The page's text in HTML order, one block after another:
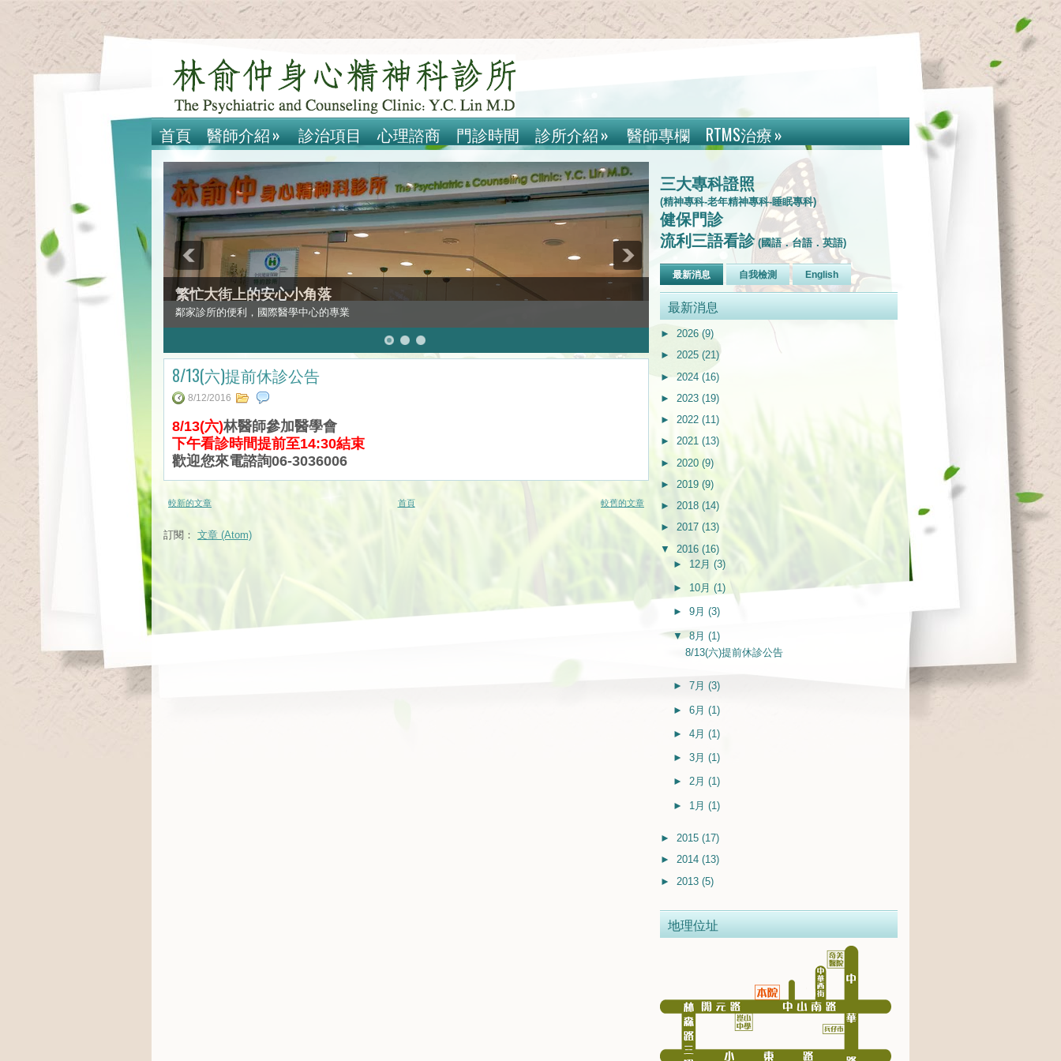
首頁 醫師介紹» 診治項目 心理諮商 門診時間 診所介紹» 醫師專欄 RTMS治療»
繁忙大街上的安心小角落
鄰家診所的便利，國際醫學中心的專業
8/13(六)提前休診公告
8/12/2016
8/13(六)林醫師參加醫學會
下午看診時間提前至14:30結束
歡迎您來電諮詢06-3036006
較新的文章 較舊的文章
首頁
訂閱： 文章 (Atom)
三大專科證照
(精神專科-老年精神專科-睡眠專科)
健保門診
流利三語看診(國語．台語．英語)
最新消息 自我檢測 English
最新消息
► 2026 (9)
► 2025 (21)
► 2024 (16)
► 2023 (19)
► 2022 (11)
► 2021 (13)
► 2020 (9)
► 2019 (9)
► 2018 (14)
► 2017 (13)
▼ 2016 (16)
► 12月 (3)
► 10月 (1)
► 9月 (3)
▼8月 (1)
8/13(六)提前休診公告
► 7月 (3)
► 6月 (1)
► 4月 (1)
► 3月 (1)
► 2月 (1)
► 1月 (1)
► 2015 (17)
► 2014 (13)
► 2013 (5)
地理位址